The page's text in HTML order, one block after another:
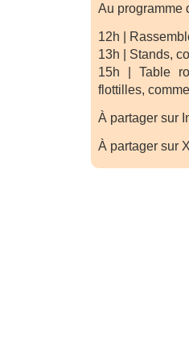
Au programme
12h |
13h | Stands,
15h | Table
flottilles,
À partager sur
À partager sur